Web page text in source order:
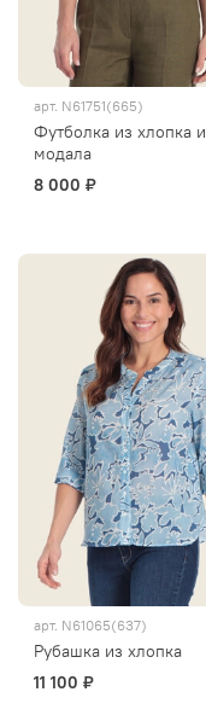
арт. N61751(665)
Футболка из хлопка и
модала
8 000 ₽
арт. N61065(637)
Рубашка из хлопка
11 100 ₽